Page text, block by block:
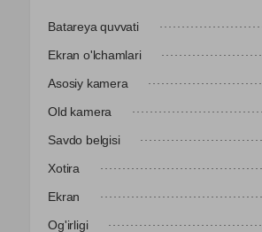
Batareya quvvati
Ekran o'lchamlari
Asosiy kamera
Old kamera
Savdo belgisi
Xotira
Ekran
Og'irligi